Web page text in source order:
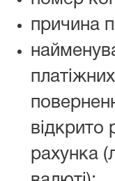
причина
відкрито
рахунка